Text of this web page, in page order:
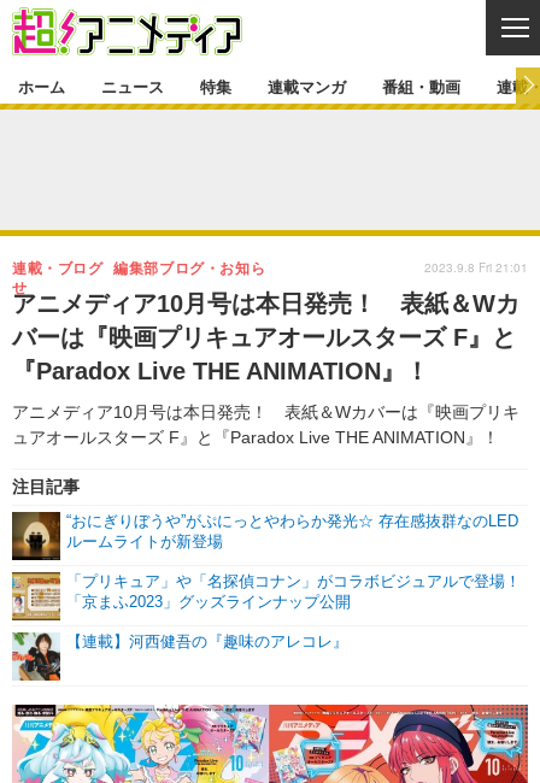
ゲーム・アプリ マンガ
グッズ イベント
声優 コスプレ
舞台 新帝スタ
特集一覧 カバー
ラキりす
連載マンガ
連載マンガ一覧 連載一覧
番組・動画
番組・動画一覧 ラジオ
連載・ブログ
編集部ブログ・お知らせ
ホーム ニュース 特集 連載マンガ 番組・動画 連載
アニメディア10月号は本日発売！ 表紙＆Wカ
バーは『映画プリキュアオールスターズ F』と
『Paradox Live THE ANIMATION』！
アニメディア10月号は本日発売！ 表紙＆Wカバーは『映画プリキ
ュアオールスターズ F』と『Paradox Live THE ANIMATION』！
連載・ブログ
編集部ブログ・お知ら
せ
注目記事
“おにぎりぼうや”がぷにっとやわらか発光☆ 存在感抜群なのLED
ルームライトが新登場
「プリキュア」や「名探偵コナン」がコラボビジュアルで登場！
「京まふ2023」グッズラインナップ公開
【連載】河西健吾の『趣味のアレコレ』
2023.9.8 Fri 21:01